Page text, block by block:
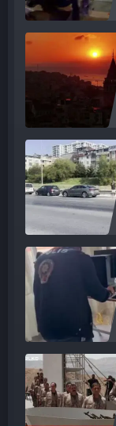
babası bize
adayımız girmeli